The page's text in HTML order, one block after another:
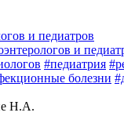
и педиатров
и
#педиатрия
болезни
Н.А.